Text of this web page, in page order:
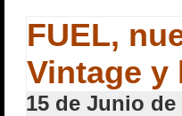
FUEL,
Vintage y
15 de Junio de